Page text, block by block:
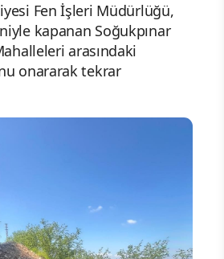
Fen İşleri Müdürlüğü,
kapanan Soğukpınar
arasındaki
onararak tekrar